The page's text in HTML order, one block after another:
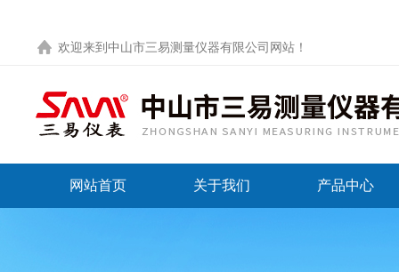
欢迎来到 中山市三易测量仪器有限公司网站 ！
网站首页 关于我们 产品中心